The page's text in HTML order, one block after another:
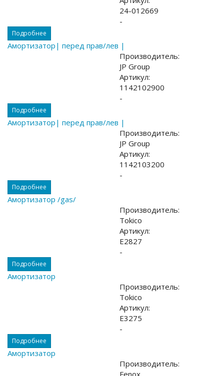
24-012669
-
Подробнее
Амортизатор| перед прав/лев |
Производитель:
JP Group
Артикул:
1142102900
-
Подробнее
Амортизатор| перед прав/лев |
Производитель:
JP Group
Артикул:
1142103200
-
Подробнее
Амортизатор /gas/
Производитель:
Tokico
Артикул:
E2827
-
Подробнее
Амортизатор
Производитель:
Tokico
Артикул:
E3275
-
Подробнее
Амортизатор
Производитель: